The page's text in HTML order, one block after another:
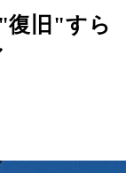
旧"すら